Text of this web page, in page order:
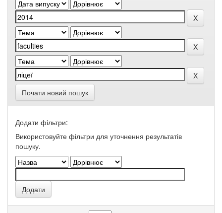
Почати новий пошук
Додати фільтри:
Використовуйте фільтри для уточнення результатів
пошуку.